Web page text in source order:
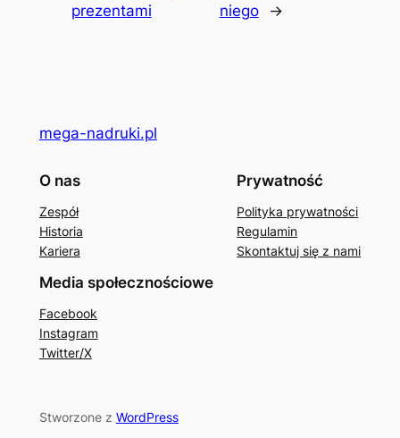
prezentami
niego
→
mega-nadruki.pl
O nas
Zespół
Historia
Kariera
Prywatność
Polityka prywatności
Regulamin
Skontaktuj się z nami
Media społecznościowe
Facebook
Instagram
Twitter/X
Stworzone z WordPress